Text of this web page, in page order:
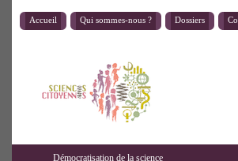
Accueil Qui sommes-nous ? Dossiers
Démocratisation de la science